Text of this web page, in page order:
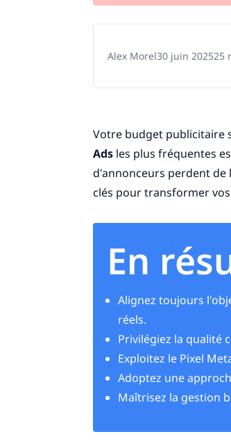
Alex Morel30 juin 202525
Votre budget publicitaire
Ads les plus fréquentes
d'annonceurs perdent de
clés pour transformer
En
Alignez toujours
réels.
Privilégiez la qualité
Exploitez le Pixel
Adoptez une
Maîtrisez la gestion